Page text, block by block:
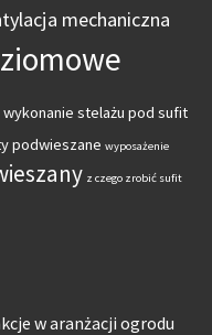
mechaniczna
wykonanie stelażu pod sufit
podwieszane wyposażenie
z czego zrobić sufit
w aranżacji ogrodu